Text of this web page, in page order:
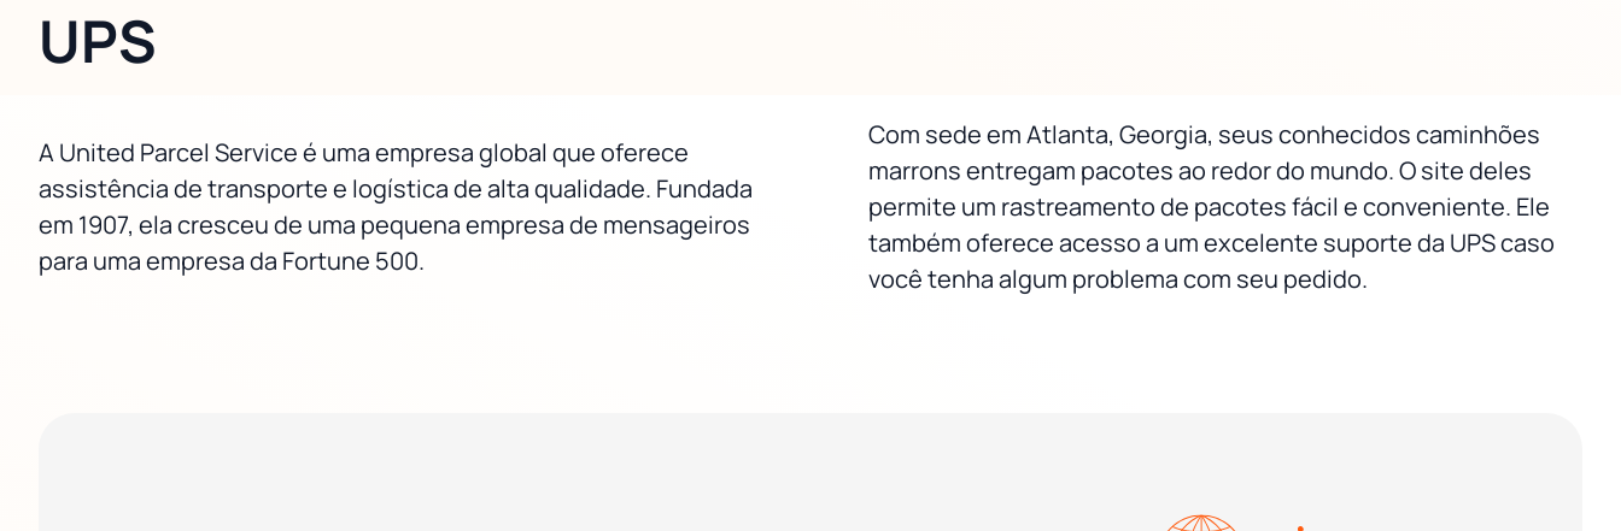
UPS
A United Parcel Service é uma empresa global que oferece
assistência de transporte e logística de alta qualidade. Fundada
em 1907, ela cresceu de uma pequena empresa de mensageiros
para uma empresa da Fortune 500.
Com sede em Atlanta, Georgia, seus conhecidos caminhões
marrons entregam pacotes ao redor do mundo. O site deles
permite um rastreamento de pacotes fácil e conveniente. Ele
também oferece acesso a um excelente suporte da UPS caso
você tenha algum problema com seu pedido.